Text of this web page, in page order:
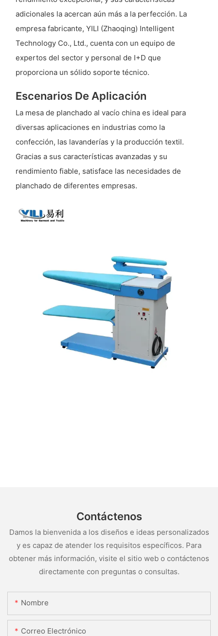
adicionales la acercan aún más a la perfección. La
empresa fabricante, YILI (Zhaoqing) Intelligent
Technology Co., Ltd., cuenta con un equipo de
expertos del sector y personal de I+D que
proporciona un sólido soporte técnico.
Escenarios De Aplicación
La mesa de planchado al vacío china es ideal para
diversas aplicaciones en industrias como la
confección, las lavanderías y la producción textil.
Gracias a sus características avanzadas y su
rendimiento fiable, satisface las necesidades de
planchado de diferentes empresas.
Contáctenos
Damos la bienvenida a los diseños e ideas personalizados
y es capaz de atender los requisitos específicos. Para
obtener más información, visite el sitio web o contáctenos
directamente con preguntas o consultas.
Nombre
Correo Electrónico